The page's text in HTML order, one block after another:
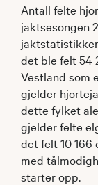
Antall felte
jaktsesongen
det ble felt 54
Vestland som
gjelder
dette fylket
gjelder felte
det felt 10 166
med
starter opp.